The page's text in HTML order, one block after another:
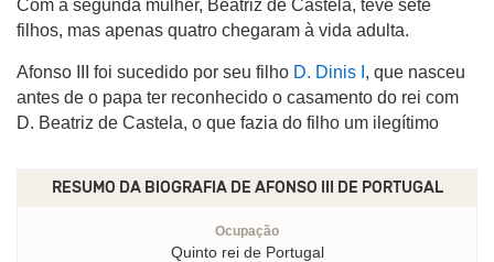
Com a segunda mulher, Beatriz de Castela, teve sete
filhos, mas apenas quatro chegaram à vida adulta.
Afonso III foi sucedido por seu filho D. Dinis I , que nasceu
antes de o papa ter reconhecido o casamento do rei com
D. Beatriz de Castela, o que fazia do filho um ilegítimo
RESUMO DA BIOGRAFIA DE AFONSO III DE PORTUGAL
Ocupação
Quinto rei de Portugal